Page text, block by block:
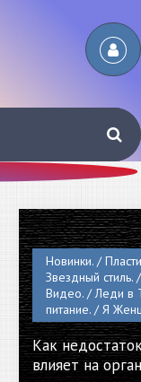
Новинки. /
Звездный
Видео. / Леди в
питание. / Я
Как
влияет на